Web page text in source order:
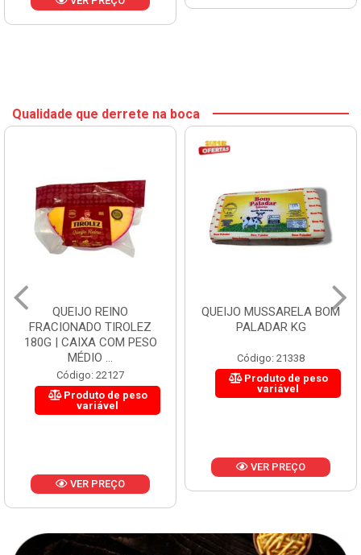
Qualidade que derrete na boca
QUEIJO REINO
FRACIONADO TIROLEZ
180G | CAIXA COM PESO
MÉDIO ...
Código: 22127
Produto de peso
variável
VER PREÇO
QUEIJO MUSSARELA BOM
PALADAR KG
Código: 21338
Produto de peso
variável
VER PREÇO